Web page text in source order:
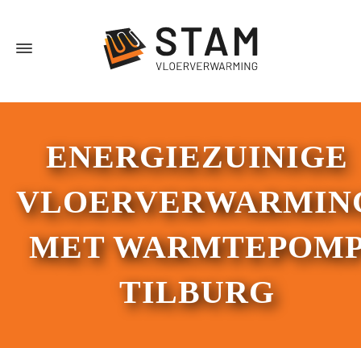
ENERGIEZUINIGE
MET
TILBURG